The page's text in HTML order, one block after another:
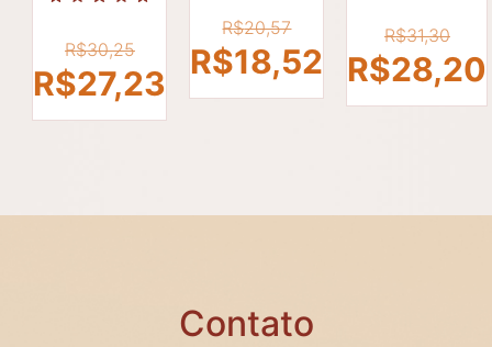
R$30,25O
preço
original
R$27,23
preço
R$20,57O
preço
original
R$18,52
preço
R$18,52.
R$31,30O
R$28,20
Contato